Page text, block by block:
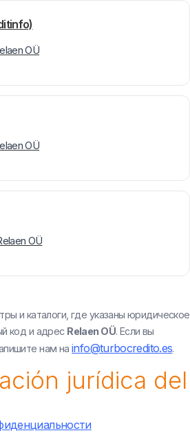
OÜ
OÜ
OÜ
и каталоги, где указаны юридическое
код и адрес Relaen OÜ. Если вы
нам наinfo@turbocredito.es.
jurídica del